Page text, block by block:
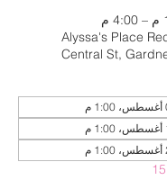
Alyssa's Place
Central St,